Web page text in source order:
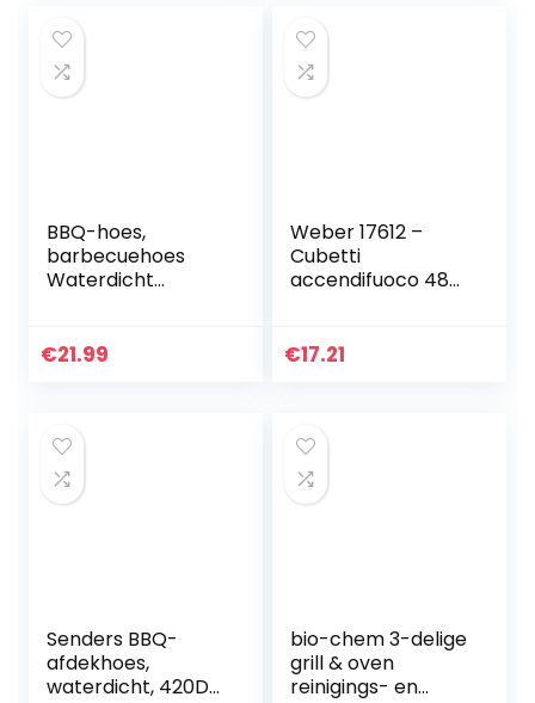
BBQ-hoes,
barbecuehoes
Waterdicht
grillhoes – Oxford-
€21.99
Weber 17612 –
Cubetti
accendifuoco 48
€17.21
Senders BBQ-
afdekhoes,
waterdicht, 420D
bio-chem 3-delige
grill & oven
reinigings- en